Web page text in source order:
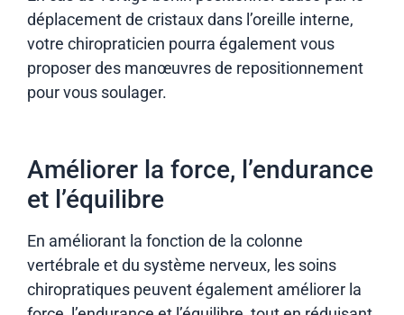
déplacement de cristaux dans l’oreille interne,
votre chiropraticien pourra également vous
proposer des manœuvres de repositionnement
pour vous soulager.
Améliorer la force, l’endurance
et l’équilibre
En améliorant la fonction de la colonne
vertébrale et du système nerveux, les soins
chiropratiques peuvent également améliorer la